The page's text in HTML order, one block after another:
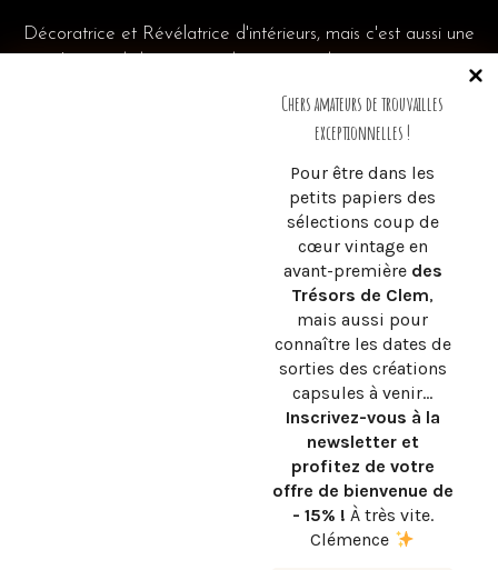
Chers amateurs de trouvailles
exceptionnelles !
Pour être dans les
petits papiers des
sélections coup de
cœur vintage en
avant-première des
Trésors de Clem,
mais aussi pour
connaître les dates de
sorties des créations
capsules à venir…
Inscrivez-vous à la
newsletter et
profitez de votre
offre de bienvenue de
- 15% ! À très vite.
Clémence
Décoratrice et Révélatrice d'intérieurs, mais c'est aussi une
Clémence. B
BROCANTE EN LIGNE. LES TRÉSORS DE CLEM
RETOUR ET LIVRAISON
LESTRESORSDECLEM@C-
REVESINTERIEURS.FR
CONTACT PROJET DÉCO :CLEMENCE@C-
REVESINTERIEURS.FR
CGV ET MENTIONS LÉGALES.RGPD